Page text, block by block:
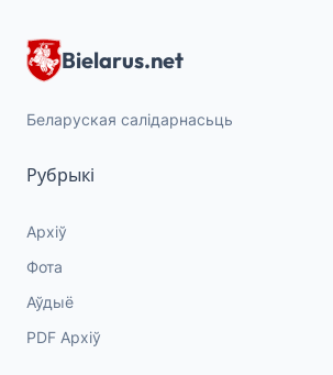
Bielarus.net
Беларуская салідарнасьць
Рубрыкі
Архіў
Фота
Аўдыё
PDF Архіў